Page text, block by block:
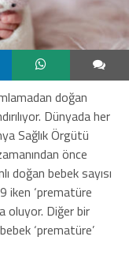
doğan
Dünyada her
Sağlık Örgütü
önce
doğan bebek sayısı
iken ‘prematüre
oluyor. Diğer bir
‘prematüre’